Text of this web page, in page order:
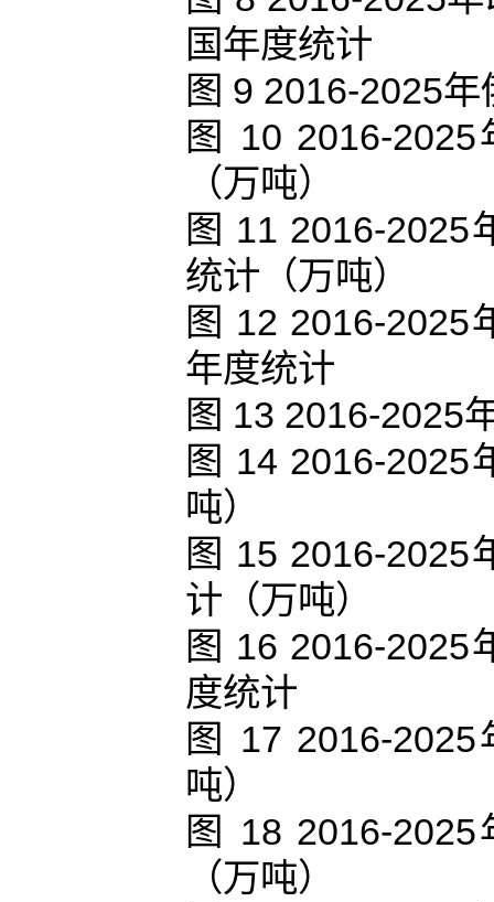
国年度统计
图 9 2016-2025
图 10 2016-
（万吨）
图 11 2016-2025
统计（万吨）
图 12 2016-2025
年度统计
图 13 2016-2025
图 14 2016-2025
吨）
图 15 2016-2025
计（万吨）
图 16 2016-2025
度统计
图 17 2016-
吨）
图 18 2016-
（万吨）